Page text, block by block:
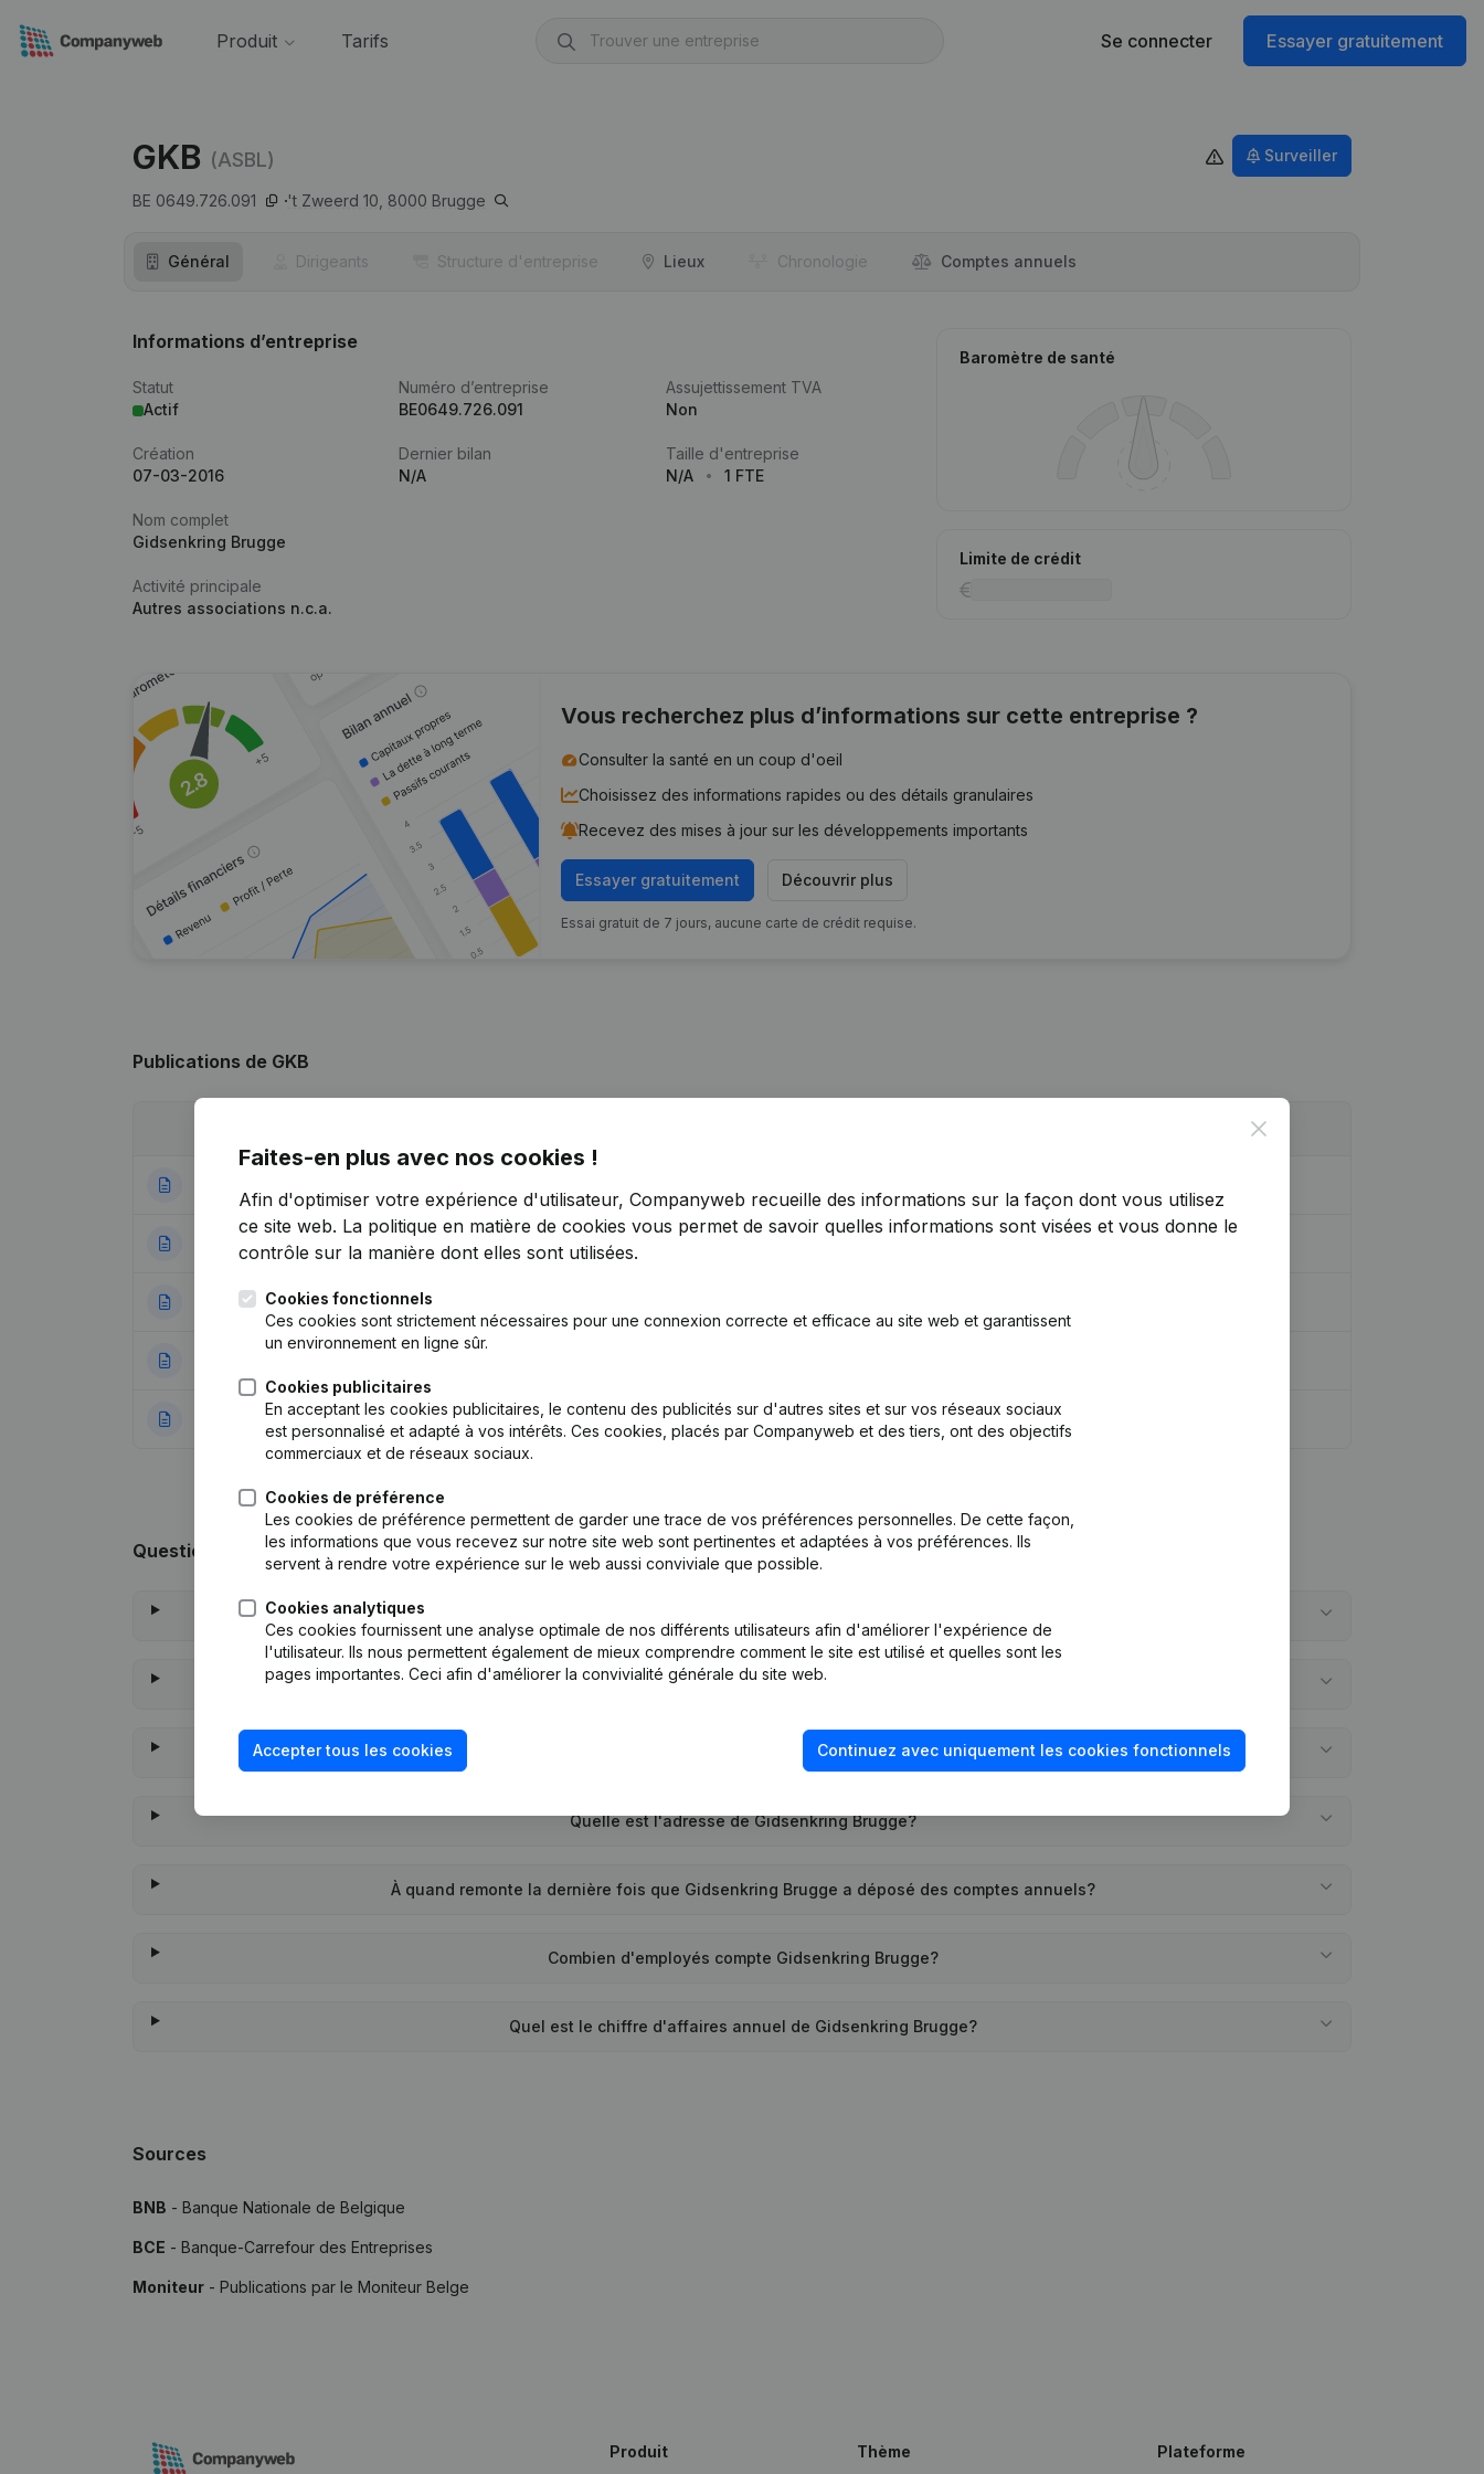
Produit Tarifs Se connecter Essayer gratuitement
GKB (ASBL)
BE 0649.726.091 't Zweerd 10, 8000 Brugge
Surveiller
Général Dirigeants Structure d'entreprise Lieux Chronologie Comptes annuels
Informations d’entreprise
Statut
Actif
Numéro d’entreprise
BE0649.726.091
Assujettissement TVA
Non
Création
07-03-2016
Dernier bilan
N/A
Taille d'entreprise
N/A
1 FTE
Nom complet
Gidsenkring Brugge
Activité principale
Autres associations n.c.a.
Baromètre de santé
Limite de crédit
Vous recherchez plus d’informations sur cette entreprise ?
Consulter la santé en un coup d'oeil
Choisissez des informations rapides ou des détails granulaires
Recevez des mises à jour sur les développements importants
Essayer gratuitement Découvrir plus
Essai gratuit de 7 jours, aucune carte de crédit requise.
Publications de GKB
10-01-2024 Demissions - Nominations (NL)
03-06-2022 Demissions - Nominations - Statuts (Traduction, Coordination, Autres Modifications, …)
14-06-2019 Demissions - Nominations(NL)
Questions fréquemment posées
Quel est l'identifiant PEPPOL de Gidsenkring Brugge?
Quand la société Gidsenkring Brugge a-t-elle été créée?
Quelle est l'adresse de Gidsenkring Brugge?
À quand remonte la dernière fois que Gidsenkring Brugge a déposé des comptes annuels?
Combien d'employés compte Gidsenkring Brugge?
Quel est le chiffre d'affaires annuel de Gidsenkring Brugge?
Sources
BNB - Banque Nationale de Belgique
BCE - Banque-Carrefour des Entreprises
Moniteur - Publications par le Moniteur Belge
Close
Faites-en plus avec nos cookies !
Afin d'optimiser votre expérience d'utilisateur, Companyweb recueille des informations sur la façon dont vous utilisez
ce site web. La politique en matière de cookies vous permet de savoir quelles informations sont visées et vous donne le
contrôle sur la manière dont elles sont utilisées.
Cookies fonctionnels
Ces cookies sont strictement nécessaires pour une connexion correcte et efficace au site web et garantissent
un environnement en ligne sûr.
Cookies publicitaires
En acceptant les cookies publicitaires, le contenu des publicités sur d'autres sites et sur vos réseaux sociaux
est personnalisé et adapté à vos intérêts. Ces cookies, placés par Companyweb et des tiers, ont des objectifs
commerciaux et de réseaux sociaux.
Cookies de préférence
Les cookies de préférence permettent de garder une trace de vos préférences personnelles. De cette façon,
les informations que vous recevez sur notre site web sont pertinentes et adaptées à vos préférences. Ils
servent à rendre votre expérience sur le web aussi conviviale que possible.
Cookies analytiques
Ces cookies fournissent une analyse optimale de nos différents utilisateurs afin d'améliorer l'expérience de
l'utilisateur. Ils nous permettent également de mieux comprendre comment le site est utilisé et quelles sont les
pages importantes. Ceci afin d'améliorer la convivialité générale du site web.
Accepter tous les cookies Continuez avec uniquement les cookies fonctionnels
Produit Thème Plateforme